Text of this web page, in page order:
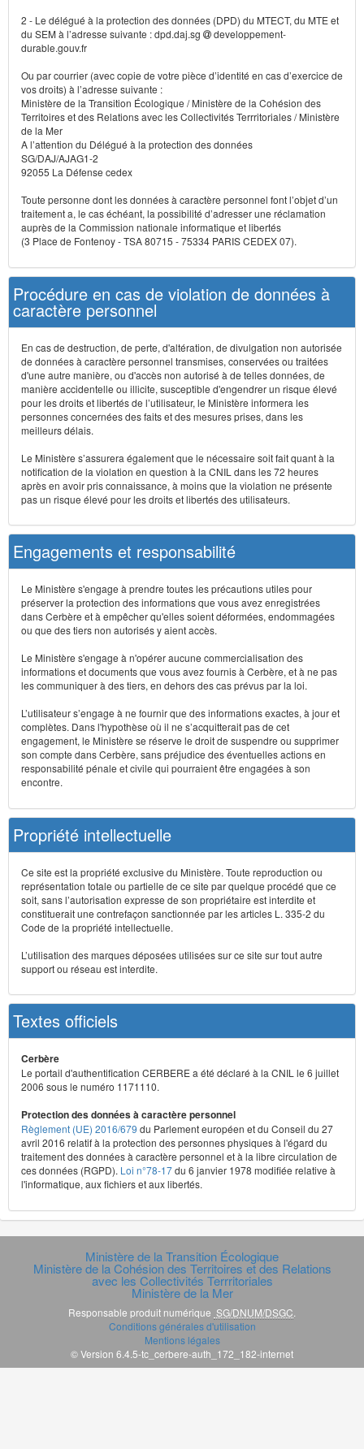
2 - Le délégué à la protection des données (DPD) du MTECT, du MTE et
du SEM à l’adresse suivante : dpd.daj.sg
developpement-
durable.gouv.fr
Ou par courrier (avec copie de votre pièce d’identité en cas d’exercice de
vos droits) à l’adresse suivante :
Ministère de la Transition Écologique / Ministère de la Cohésion des
Territoires et des Relations avec les Collectivités Terrritoriales / Ministère
de la Mer
A l’attention du Délégué à la protection des données
SG/DAJ/AJAG1-2
92055 La Défense cedex
Toute personne dont les données à caractère personnel font l’objet d’un
traitement a, le cas échéant, la possibilité d’adresser une réclamation
auprès de la Commission nationale informatique et libertés
(3 Place de Fontenoy - TSA 80715 - 75334 PARIS CEDEX 07).
Procédure en cas de violation de données à
caractère personnel
En cas de destruction, de perte, d'altération, de divulgation non autorisée
de données à caractère personnel transmises, conservées ou traitées
d'une autre manière, ou d'accès non autorisé à de telles données, de
manière accidentelle ou illicite, susceptible d'engendrer un risque élevé
pour les droits et libertés de l’utilisateur, le Ministère informera les
personnes concernées des faits et des mesures prises, dans les
meilleurs délais.
Le Ministère s’assurera également que le nécessaire soit fait quant à la
notification de la violation en question à la CNIL dans les 72 heures
après en avoir pris connaissance, à moins que la violation ne présente
pas un risque élevé pour les droits et libertés des utilisateurs.
Engagements et responsabilité
Le Ministère s'engage à prendre toutes les précautions utiles pour
préserver la protection des informations que vous avez enregistrées
dans Cerbère et à empêcher qu'elles soient déformées, endommagées
ou que des tiers non autorisés y aient accès.
Le Ministère s'engage à n'opérer aucune commercialisation des
informations et documents que vous avez fournis à Cerbère, et à ne pas
les communiquer à des tiers, en dehors des cas prévus par la loi.
L’utilisateur s’engage à ne fournir que des informations exactes, à jour et
complètes. Dans l'hypothèse où il ne s’acquitterait pas de cet
engagement, le Ministère se réserve le droit de suspendre ou supprimer
son compte dans Cerbère, sans préjudice des éventuelles actions en
responsabilité pénale et civile qui pourraient être engagées à son
encontre.
Propriété intellectuelle
Ce site est la propriété exclusive du Ministère. Toute reproduction ou
représentation totale ou partielle de ce site par quelque procédé que ce
soit, sans l’autorisation expresse de son propriétaire est interdite et
constituerait une contrefaçon sanctionnée par les articles L. 335-2 du
Code de la propriété intellectuelle.
L’utilisation des marques déposées utilisées sur ce site sur tout autre
support ou réseau est interdite.
Textes officiels
Cerbère
Le portail d'authentification CERBERE a été déclaré à la CNIL le 6 juillet
2006 sous le numéro 1171110.
Protection des données à caractère personnel
Règlement (UE) 2016/679 du Parlement européen et du Conseil du 27
avril 2016 relatif à la protection des personnes physiques à l'égard du
traitement des données à caractère personnel et à la libre circulation de
ces données (RGPD). Loi n°78-17du 6 janvier 1978 modifiée relative à
l'informatique, aux fichiers et aux libertés.
Ministère de la Transition Écologique
Ministère de la Cohésion des Territoires et des Relations
avec les Collectivités Terrritoriales
Ministère de la Mer
Responsable produit numérique SG/DNUM/DSGC
Conditions générales d'utilisation
Mentions légales
© Version 6.4.5-tc_cerbere-auth_172_182-internet